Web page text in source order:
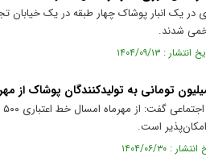
امکان‌پذیر است.